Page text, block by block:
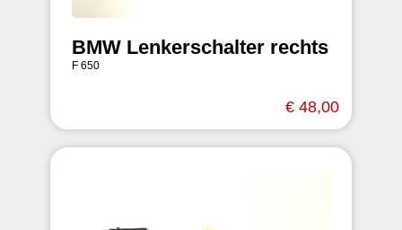
BMW Lenkerschalter rechts
F 650
€ 48,00